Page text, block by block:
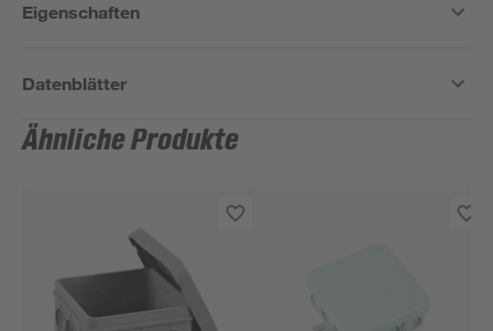
Eigenschaften
Datenblätter
Ähnliche Produkte